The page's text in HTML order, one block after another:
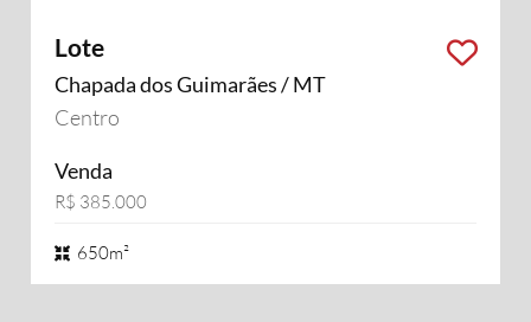
Lote
Chapada dos Guimarães / MT
Centro
Venda
R$ 385.000
650m²